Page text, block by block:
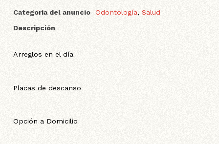
Categoría del anuncio Odontología,Salud
Descripción
Arreglos en el día
Placas de descanso
Opción a Domicilio